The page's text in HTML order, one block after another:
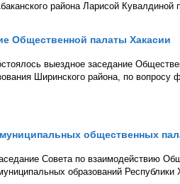
района Ларисой
Общественной палаты Хакасии
выездное заседание
Ширинского района, по
общественных
Совета по взаимодействию
образований Республики